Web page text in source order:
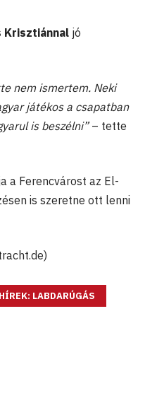
Krisztiánnal jó
nem ismertem. Neki
játékos a csapatban
is beszélni”– tette
a Ferencvárost az El-
is szeretne ott lenni
LABDARÚGÁS